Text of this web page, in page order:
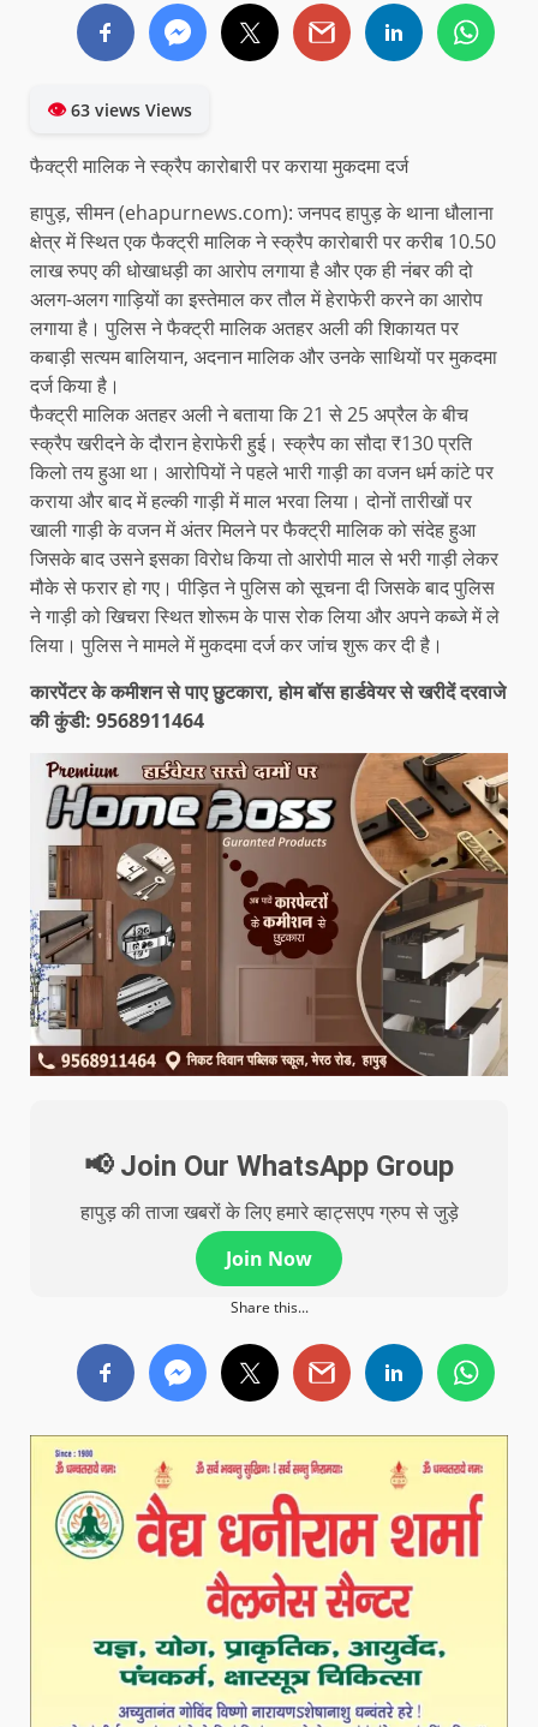
👁63 views Views
फैक्ट्री मालिक ने स्क्रैप कारोबारी पर कराया मुकदमा दर्ज
हापुड़, सीमन (ehapurnews.com): जनपद हापुड़ के थाना धौलाना
क्षेत्र में स्थित एक फैक्ट्री मालिक ने स्क्रैप कारोबारी पर करीब 10.50
लाख रुपए की धोखाधड़ी का आरोप लगाया है और एक ही नंबर की दो
अलग-अलग गाड़ियों का इस्तेमाल कर तौल में हेराफेरी करने का आरोप
लगाया है। पुलिस ने फैक्ट्री मालिक अतहर अली की शिकायत पर
कबाड़ी सत्यम बालियान, अदनान मालिक और उनके साथियों पर मुकदमा
दर्ज किया है।
फैक्ट्री मालिक अतहर अली ने बताया कि 21 से 25 अप्रैल के बीच
स्क्रैप खरीदने के दौरान हेराफेरी हुई। स्क्रैप का सौदा ₹130 प्रति
किलो तय हुआ था। आरोपियों ने पहले भारी गाड़ी का वजन धर्म कांटे पर
कराया और बाद में हल्की गाड़ी में माल भरवा लिया। दोनों तारीखों पर
खाली गाड़ी के वजन में अंतर मिलने पर फैक्ट्री मालिक को संदेह हुआ
जिसके बाद उसने इसका विरोध किया तो आरोपी माल से भरी गाड़ी लेकर
मौके से फरार हो गए। पीड़ित ने पुलिस को सूचना दी जिसके बाद पुलिस
ने गाड़ी को खिचरा स्थित शोरूम के पास रोक लिया और अपने कब्जे में ले
लिया। पुलिस ने मामले में मुकदमा दर्ज कर जांच शुरू कर दी है।
कारपेंटर के कमीशन से पाए छुटकारा, होम बॉस हार्डवेयर से खरीदें दरवाजे
की कुंडी: 9568911464
📢 Join Our WhatsApp Group
हापुड़ की ताजा खबरों के लिए हमारे व्हाट्सएप ग्रुप से जुड़े
Join Now
Share this...